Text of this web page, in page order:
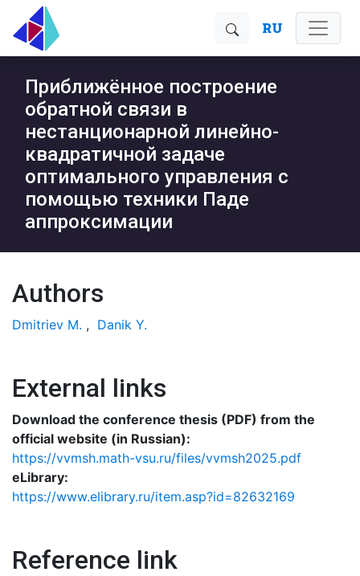
RU
Приближённое построение
обратной связи в
нестанционарной линейно-
квадратичной задаче
оптимального управления с
помощью техники Паде
аппроксимации
Authors
Dmitriev M. , Danik Y.
External links
Download the conference thesis (PDF) from the
official website (in Russian):
https://vvmsh.math-vsu.ru/files/vvmsh2025.pdf
eLibrary:
https://www.elibrary.ru/item.asp?id=82632169
Reference link